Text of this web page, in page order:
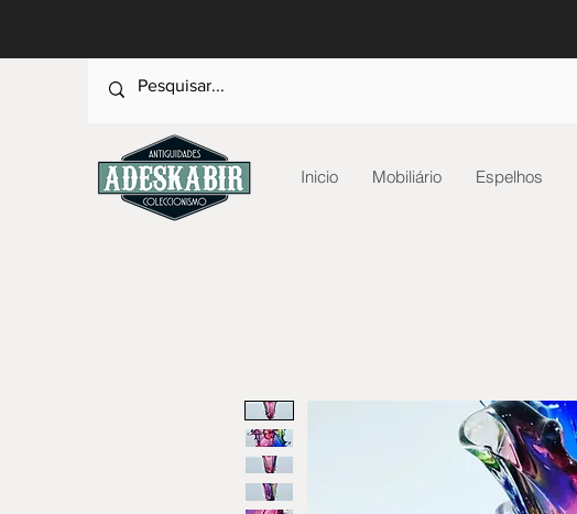
Inicio Mobiliário Espelhos